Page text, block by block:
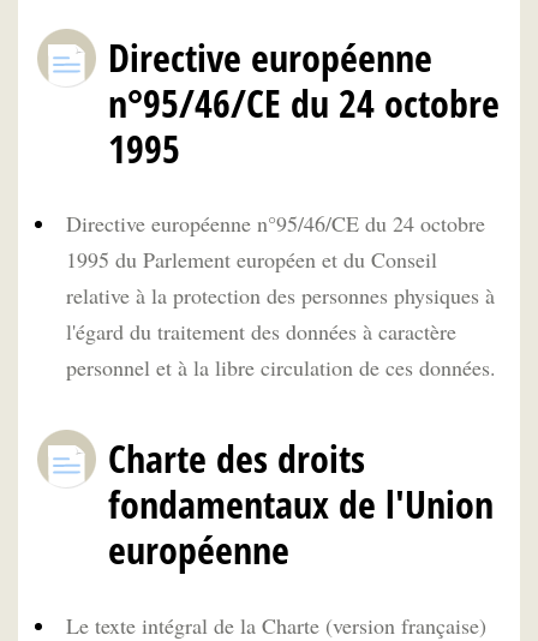
Directive européenne
n°95/46/CE du 24 octobre
1995
Directive européenne n°95/46/CE du 24 octobre
1995 du Parlement européen et du Conseil
relative à la protection des personnes physiques à
l'égard du traitement des données à caractère
personnel et à la libre circulation de ces données.
Charte des droits
fondamentaux de l'Union
européenne
Le texte intégral de la Charte (version française)